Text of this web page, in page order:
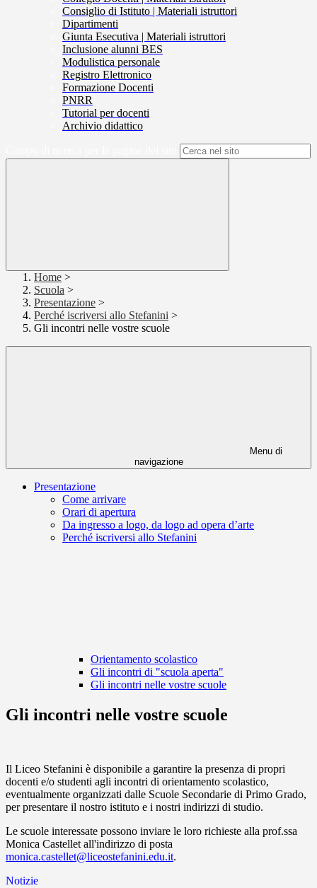
Consiglio di Istituto | Materiali istruttori
Dipartimenti
Giunta Esecutiva | Materiali istruttori
Inclusione alunni BES
Modulistica personale
Registro Elettronico
Formazione Docenti
PNRR
Tutorial per docenti
Archivio didattico
Home >
Scuola >
Presentazione >
Perché iscriversi allo Stefanini >
Gli incontri nelle vostre scuole
Menu di
navigazione
Presentazione
Come arrivare
Orari di apertura
Da ingresso a logo, da logo ad opera d’arte
Perché iscriversi allo Stefanini
Orientamento scolastico
Gli incontri di "scuola aperta"
Gli incontri nelle vostre scuole
Gli incontri nelle vostre scuole
Il Liceo Stefanini è disponibile a garantire la presenza di propri
docenti e/o studenti agli incontri di orientamento scolastico,
eventualmente organizzati dalle Scuole Secondarie di Primo Grado,
per presentare il nostro istituto e i nostri indirizzi di studio.
Le scuole interessate possono inviare le loro richieste alla prof.ssa
Monica Castellet all'indirizzo di posta
monica.castellet@liceostefanini.edu.it.
Notizie